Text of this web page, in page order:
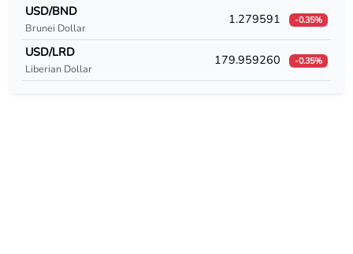
USD/CVE
USD/CZK
USD/BND
Brunei Dollar
1.279591 -0.35%
USD/LRD
Liberian Dollar
179.959260 -0.35%